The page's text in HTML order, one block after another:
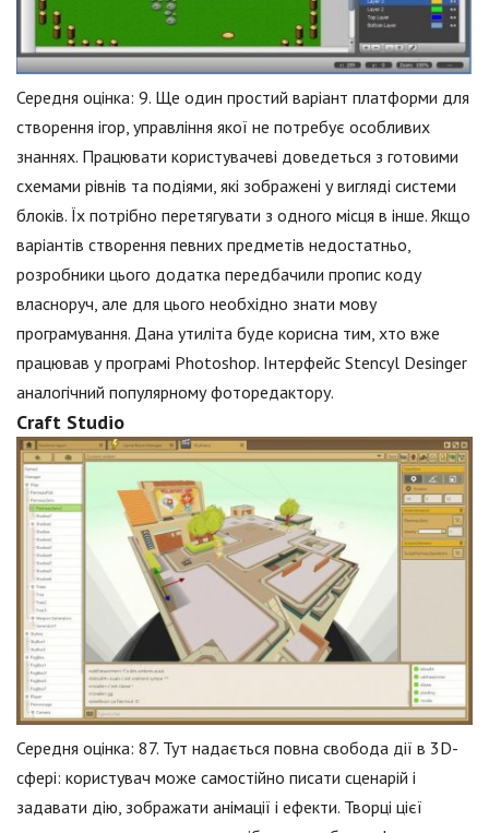
Середня оцінка: 9. Ще один простий варіант платформи для
створення ігор, управління якої не потребує особливих
знаннях. Працювати користувачеві доведеться з готовими
схемами рівнів та подіями, які зображені у вигляді системи
блоків. Їх потрібно перетягувати з одного місця в інше. Якщо
варіантів створення певних предметів недостатньо,
розробники цього додатка передбачили пропис коду
власноруч, але для цього необхідно знати мову
програмування. Дана утиліта буде корисна тим, хто вже
працював у програмі Photoshop. Інтерфейс Stencyl Desinger
аналогічний популярному фоторедактору.
Craft Studio
Середня оцінка: 87. Тут надається повна свобода дії в 3D-
сфері: користувач може самостійно писати сценарій і
задавати дію, зображати анімації і ефекти. Творці цієї